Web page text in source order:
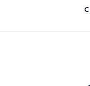
content